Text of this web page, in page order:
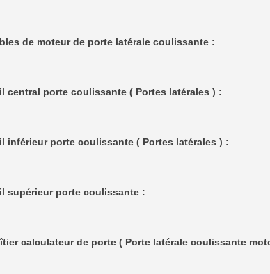
de moteur de porte latérale coulissante :
central porte coulissante ( Portes latérales ) :
inférieur porte coulissante ( Portes latérales ) :
supérieur porte coulissante :
calculateur de porte ( Porte latérale coulissante